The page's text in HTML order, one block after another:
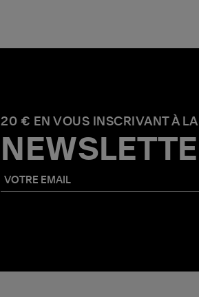
20 € EN VOUS INSCRIVANT À LA